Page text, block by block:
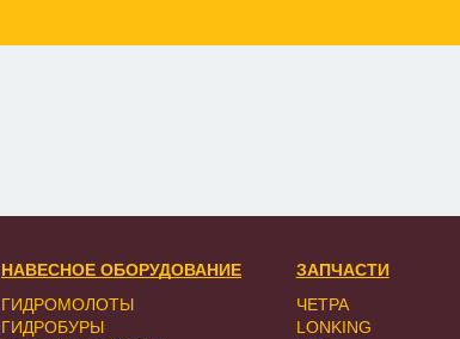
НАВЕСНОЕ ОБОРУДОВАНИЕ
ГИДРОМОЛОТЫ
ГИДРОБУРЫ
ЗАПЧАСТИ
ЧЕТРА
LONKING